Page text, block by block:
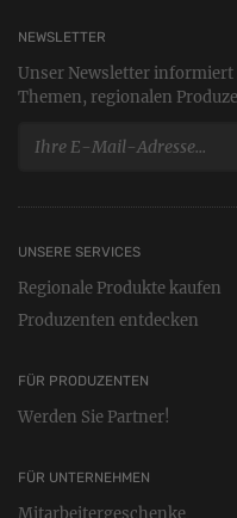
NEWSLETTER
Unser Newsletter
Themen, regionalen
UNSERE SERVICES
Regionale Produkte kaufen
Produzenten entdecken
FÜR PRODUZENTEN
Werden Sie Partner!
FÜR UNTERNEHMEN
Mitarbeitergeschenke